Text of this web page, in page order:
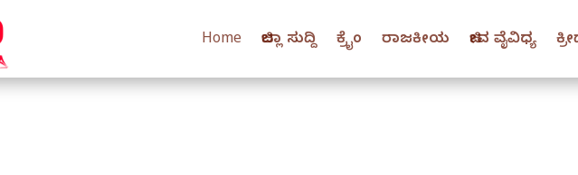
Home ಜಿಲ್ಲಾ ಸುದ್ದಿ ಕ್ರೈಂ ರಾಜಕೀಯ ಜೀವ ವೈವಿಧ್ಯ